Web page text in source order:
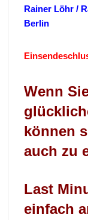
Rainer Löhr /
Berlin
Wenn
können
auch zu
Last
einfach